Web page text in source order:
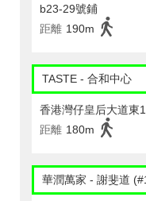
b23-29號鋪
距離 190m
TASTE - 合和中心
香港灣仔皇后大道東
距離 180m
華潤萬家 - 謝斐道